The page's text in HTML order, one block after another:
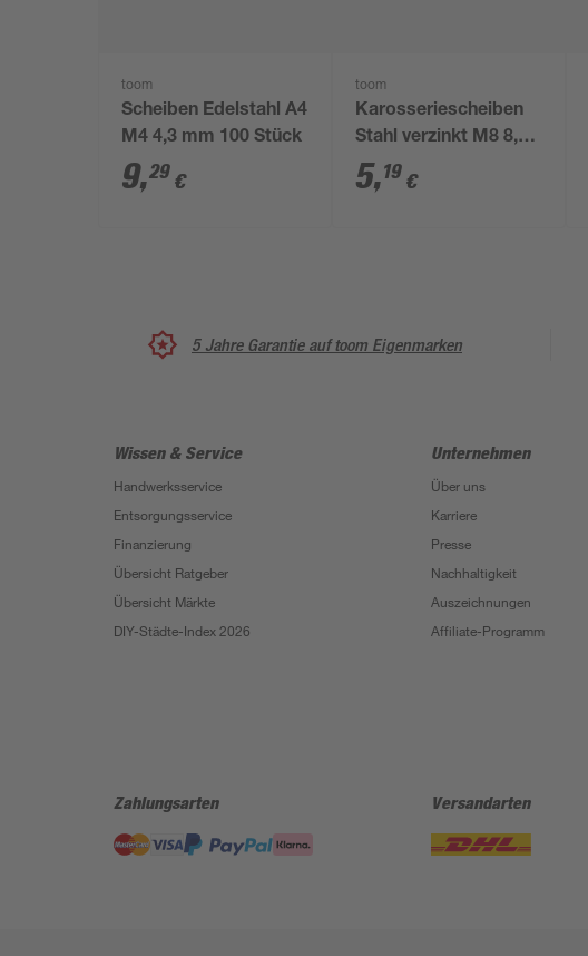
toom
Scheiben Edelstahl A4
M4 4,3 mm 100 Stück
9,29 €
toom
Karosseriescheiben
Stahl verzinkt M8 8,4
mm 40 Stück
5,19 €
5 Jahre Garantie auf toom Eigenmarken
Wissen & Service
Handwerksservice
Entsorgungsservice
Finanzierung
Übersicht Ratgeber
Übersicht Märkte
DIY-Städte-Index 2026
Unternehmen
Über uns
Karriere
Presse
Nachhaltigkeit
Auszeichnungen
Affiliate-Programm
Zahlungsarten Versandarten